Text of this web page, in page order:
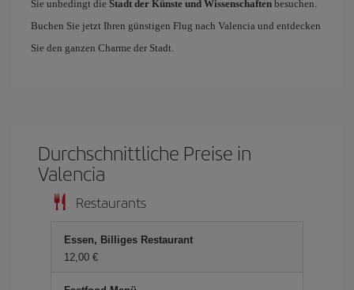
Sie unbedingt die Stadt der Künste und Wissenschaften besuchen.
Buchen Sie jetzt Ihren günstigen Flug nach Valencia und entdecken
Sie den ganzen Charme der Stadt.
Durchschnittliche Preise in
Valencia
Restaurants
Essen, Billiges Restaurant
12,00 €